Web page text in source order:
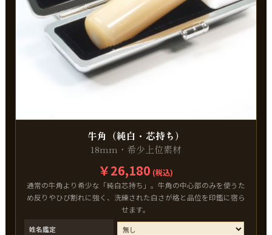
牛角（純白・芯持ち）
18mm・希少上位素材
￥26,180 (税込)
通常の牛角より希少な「純白芯持ち」。牛角の中心部のみを使うた
め反りやひび割れに強く、洗練された白さが格と品位を印鑑に宿ら
せます。
姓名鑑定